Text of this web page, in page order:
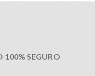
100% SEGURO